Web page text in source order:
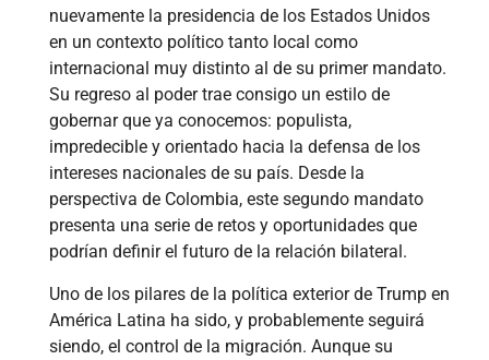
nuevamente la presidencia de los Estados Unidos
en un contexto político tanto local como
internacional muy distinto al de su primer mandato.
Su regreso al poder trae consigo un estilo de
gobernar que ya conocemos: populista,
impredecible y orientado hacia la defensa de los
intereses nacionales de su país. Desde la
perspectiva de Colombia, este segundo mandato
presenta una serie de retos y oportunidades que
podrían definir el futuro de la relación bilateral.
Uno de los pilares de la política exterior de Trump en
América Latina ha sido, y probablemente seguirá
siendo, el control de la migración. Aunque su